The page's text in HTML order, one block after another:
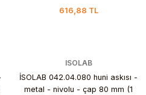
616,88 TL
ISOLAB
İSOLAB 042.04.080 huni askısı -
metal - nivolu - çap 80 mm (1